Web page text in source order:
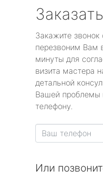
Закажите
перезвоним Вам
минуты для
визита мастера
детальной
Вашей проблемы
телефону.
Или